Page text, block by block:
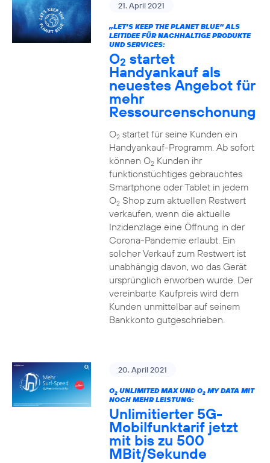
21. April 2021
„LET’S KEEP THE PLANET BLUE“ ALS
LEITIDEE FÜR NACHHALTIGE PRODUKTE
UND SERVICES:
O2 startet
Handyankauf als
neuestes Angebot für
mehr
Ressourcenschonung
O2startet für seine Kunden ein
Handyankauf-Programm. Ab sofort
können O2Kunden ihr
funktionstüchtiges gebrauchtes
Smartphone oder Tablet in jedem
O2Shop zum aktuellen Restwert
verkaufen, wenn die aktuelle
Inzidenzlage eine Öffnung in der
Corona-Pandemie erlaubt. Ein
solcher Verkauf zum Restwert ist
unabhängig davon, wo das Gerät
ursprünglich erworben wurde. Der
vereinbarte Kaufpreis wird dem
Kunden unmittelbar auf seinem
Bankkonto gutgeschrieben.
20. April 2021
O2UNLIMITED MAX UND O2MY DATA MIT
NOCH MEHR LEISTUNG:
Unlimitierter 5G-
Mobilfunktarif jetzt
mit bis zu 500
MBit/Sekunde